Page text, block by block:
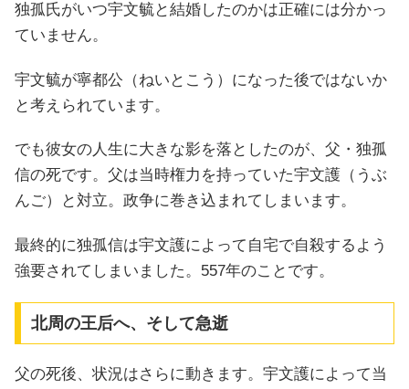
独孤氏がいつ宇文毓と結婚したのかは正確には分かっ
ていません。
宇文毓が寧都公（ねいとこう）になった後ではないか
と考えられています。
でも彼女の人生に大きな影を落としたのが、父・独孤
信の死です。父は当時権力を持っていた宇文護（うぶ
んご）と対立。政争に巻き込まれてしまいます。
最終的に独孤信は宇文護によって自宅で自殺するよう
強要されてしまいました。557年のことです。
北周の王后へ、そして急逝
父の死後、状況はさらに動きます。宇文護によって当